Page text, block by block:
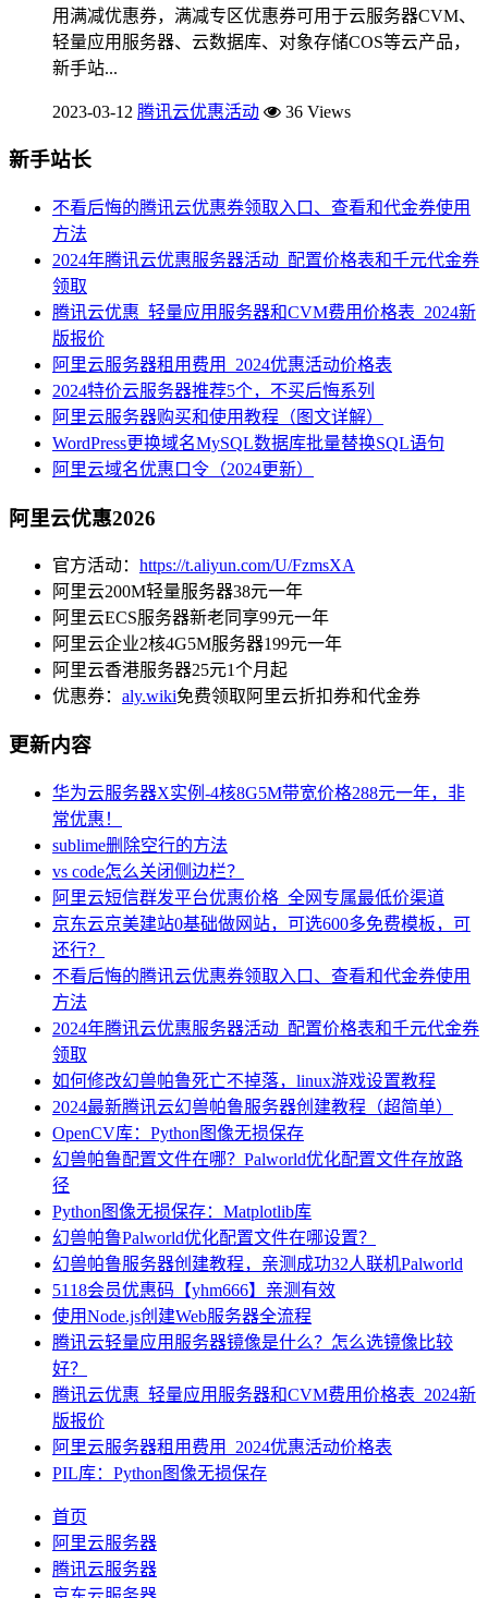
用满减优惠券，满减专区优惠券可用于云服务器CVM、
轻量应用服务器、云数据库、对象存储COS等云产品，
新手站...
2023-03-12 腾讯云优惠活动 36 Views
新手站长
不看后悔的腾讯云优惠券领取入口、查看和代金券使用
方法
2024年腾讯云优惠服务器活动_配置价格表和千元代金券
领取
腾讯云优惠_轻量应用服务器和CVM费用价格表_2024新
版报价
阿里云服务器租用费用_2024优惠活动价格表
2024特价云服务器推荐5个，不买后悔系列
阿里云服务器购买和使用教程（图文详解）
WordPress更换域名MySQL数据库批量替换SQL语句
阿里云域名优惠口令（2024更新）
阿里云优惠2026
官方活动： https://t.aliyun.com/U/FzmsXA
阿里云200M轻量服务器38元一年
阿里云ECS服务器新老同享99元一年
阿里云企业2核4G5M服务器199元一年
阿里云香港服务器25元1个月起
优惠券： aly.wiki免费领取阿里云折扣券和代金券
更新内容
华为云服务器X实例-4核8G5M带宽价格288元一年，非
常优惠！
sublime删除空行的方法
vs code怎么关闭侧边栏？
阿里云短信群发平台优惠价格_全网专属最低价渠道
京东云京美建站0基础做网站，可选600多免费模板，可
还行？
不看后悔的腾讯云优惠券领取入口、查看和代金券使用
方法
2024年腾讯云优惠服务器活动_配置价格表和千元代金券
领取
如何修改幻兽帕鲁死亡不掉落，linux游戏设置教程
2024最新腾讯云幻兽帕鲁服务器创建教程（超简单）
OpenCV库：Python图像无损保存
幻兽帕鲁配置文件在哪？Palworld优化配置文件存放路
径
Python图像无损保存：Matplotlib库
幻兽帕鲁Palworld优化配置文件在哪设置？
幻兽帕鲁服务器创建教程，亲测成功32人联机Palworld
5118会员优惠码【yhm666】亲测有效
使用Node.js创建Web服务器全流程
腾讯云轻量应用服务器镜像是什么？怎么选镜像比较
好？
腾讯云优惠_轻量应用服务器和CVM费用价格表_2024新
版报价
阿里云服务器租用费用_2024优惠活动价格表
PIL库：Python图像无损保存
首页
阿里云服务器
腾讯云服务器